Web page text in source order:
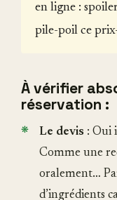
en ligne :
pile-poil ce
À vérifier
réservation :
Le devis : Oui
Comme une
oralement…
d’ingrédients